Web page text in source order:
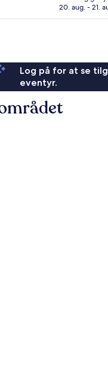
642 kr.
20. aug. - 21.
Log på for at se
eventyr.